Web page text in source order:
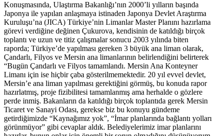
Konuşmasında, Ulaştırma Bakanlığı’nın 2000’li yılların başında
Japonya ile yapılan anlaşmaya istinaden Japonya Devlet Araştırma
Kuruluşu’na (JICA) Türkiye’nin Limanlar Master Planını hazırlama
görevi verdiğine değinen Çukurova, kendisinin de katıldığı birçok
toplantı ve uzun ve titiz çalışmalar sonucu 2003 yılında biten
raporda; Türkiye’de yapılması gereken 3 büyük ana liman olarak,
Çandarlı, Filyos ve Mersin ana limanlarının belirlendiğini belirterek
“Bugün Çandarlı ve Filyos tamamlandı. Mersin Ana Konteyner
Limanı için ise hiçbir çaba gösterilmemektedir. 20 yıl evvel devlet,
Mersin’e ana liman yapılması gerektiğini görmüş, bu konuda rapor
hazırlatmış, proje fizibilitesi tamamlanmış ama herhalde o gözlere
perde inmiş. Bakanların da katıldığı birçok toplantıda gerek Mersin
Ticaret ve Sanayi Odası, gerekse biz bu konuyu gündeme
getirdiğimizde “Kaynağımız yok”, “İmar planlarında bağlantı yolları
görünmüyor” gibi cevaplar aldık. Belediyelerimiz imar planlarını